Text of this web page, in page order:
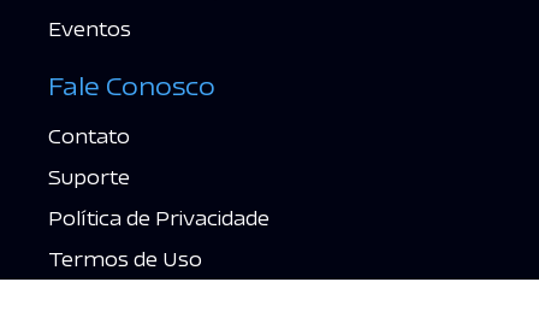
Eventos
Fale Conosco
Contato
Suporte
Política de Privacidade
Termos de Uso